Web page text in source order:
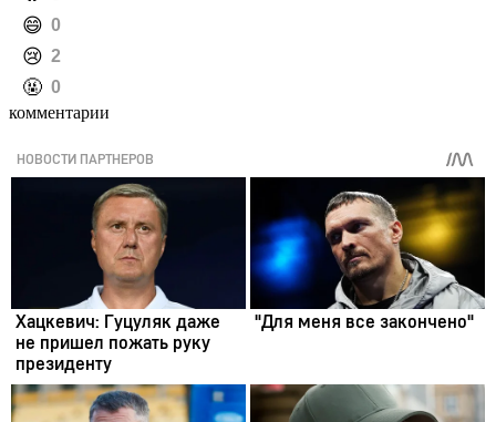
️😄 0
️😢 2
️🤬 0
комментарии